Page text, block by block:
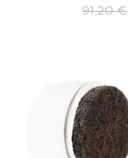
91,20€